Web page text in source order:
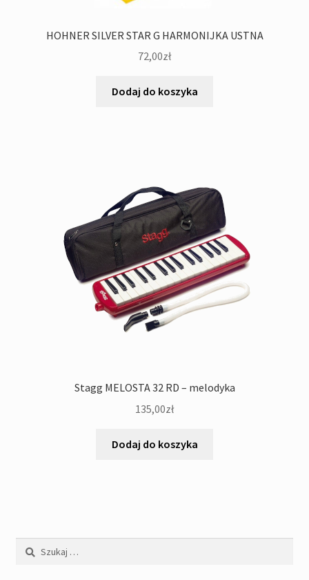
HOHNER SILVER STAR G HARMONIJKA USTNA
72,00zł
Dodaj do koszyka
Stagg MELOSTA 32 RD – melodyka
135,00zł
Dodaj do koszyka
Szukaj: